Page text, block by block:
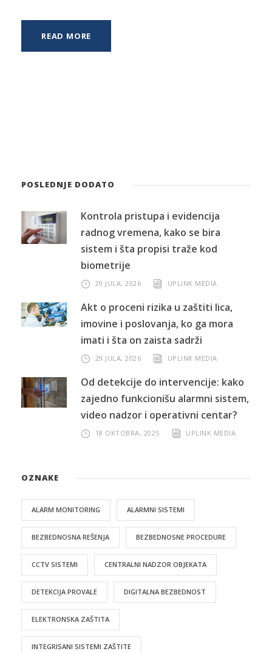
READ MORE
POSLEDNJE DODATO
Kontrola pristupa i evidencija
radnog vremena, kako se bira
sistem i šta propisi traže kod
biometrije
29 JULA, 2026 UPLINK MEDIA
Akt o proceni rizika u zaštiti lica,
imovine i poslovanja, ko ga mora
imati i šta on zaista sadrži
29 JULA, 2026 UPLINK MEDIA
Od detekcije do intervencije: kako
zajedno funkcionišu alarmni sistem,
video nadzor i operativni centar?
18 OKTOBRA, 2025 UPLINK MEDIA
OZNAKE
ALARM MONITORING ALARMNI SISTEMI
BEZBEDNOSNA REŠENJA BEZBEDNOSNE PROCEDURE
CCTV SISTEMI CENTRALNI NADZOR OBJEKATA
DETEKCIJA PROVALE DIGITALNA BEZBEDNOST
ELEKTRONSKA ZAŠTITA
INTEGRISANI SISTEMI ZAŠTITE